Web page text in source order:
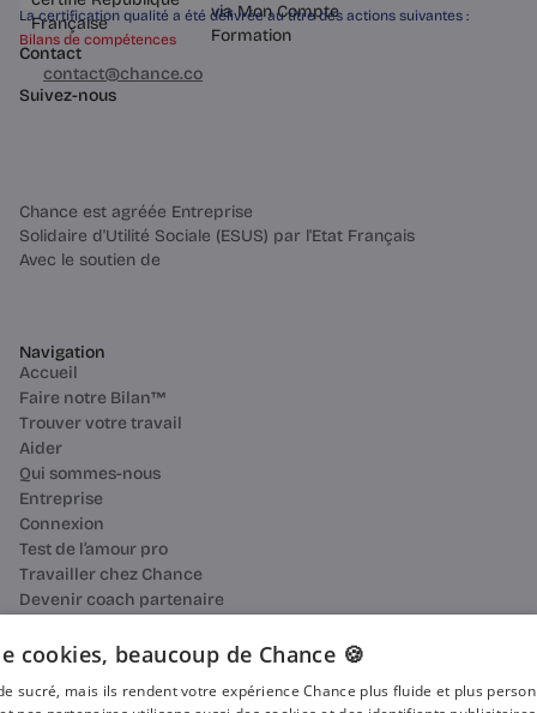
La certification qualité a été délivrée au titre des actions suivantes :
Bilans de compétences
Contact
03 60 84 01 14
contact@chance.co
Suivez-nous
Chance est agréée Entreprise
Solidaire d'Utilité Sociale (ESUS) par l'Etat Français
Avec le soutien de
Navigation
Accueil
Faire notre Bilan™
Trouver votre travail
Aider
Qui sommes-nous
Entreprise
Connexion
Test de l’amour pro
Travailler chez Chance
Devenir coach partenaire
Ressources
Bilan de compétences
Reconversion professionnelle
Blog
cookies, beaucoup de Chance 🍪
sucré, mais ils rendent votre expérience Chance plus fluide et plus